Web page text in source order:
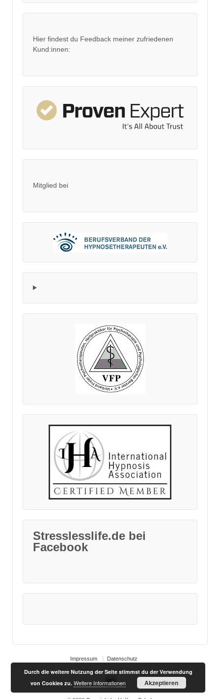
Hier findest du Feedback meiner zufriedenen
Kund:innen:
Mitglied bei
Stresslesslife.de bei
Facebook
Impressum Datenschutz
Durch die weitere Nutzung der Seite stimmst du der Verwendung
von Cookies zu. Weitere Informationen Akzeptieren